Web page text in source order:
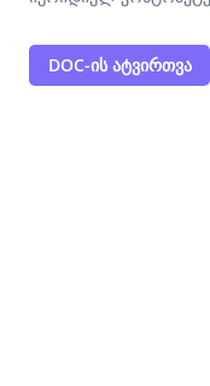
DOC-ის ატვირთვა